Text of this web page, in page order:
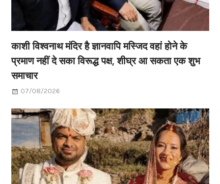
काशी विश्वनाथ मंदिर है ज्ञानवापि मस्जिद वहां होने के
प्रमाण नहीं दे सका विरूद्ध पक्ष, शीघ्र आ सकता एक शुभ
समाचार
07/08/2026